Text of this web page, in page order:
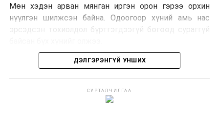
Мөн хэдэн арван мянган иргэн орон гэрээ орхин
нүүлгэн шилжсэн байна. Одоогоор хүний амь нас
эрсэдсэн тохиолдол бүртгэгдээгүй бөгөөд сураггүй
Албаныхны мэдээлснээр түймрийн нэг голомтыг
шатаасан гэх үндэслэлээр эрүүгийн хэрэг үүсгэн
ДЭЛГЭРЭНГҮЙ УНШИХ
СУРТАЛЧИЛГАА